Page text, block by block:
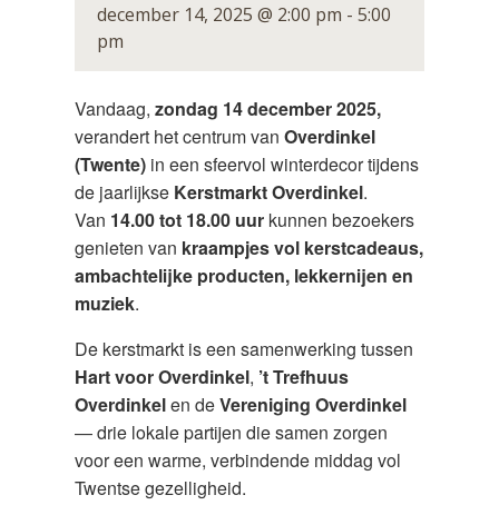
december 14, 2025 @ 2:00 pm - 5:00
pm
Vandaag, zondag 14 december 2025,
verandert het centrum van Overdinkel
(Twente) in een sfeervol winterdecor tijdens
de jaarlijkse Kerstmarkt Overdinkel.
Van 14.00 tot 18.00 uur kunnen bezoekers
genieten van kraampjes vol kerstcadeaus,
ambachtelijke producten, lekkernijen en
muziek.
De kerstmarkt is een samenwerking tussen
Hart voor Overdinkel, ’t Trefhuus
Overdinkelen deVereniging Overdinkel
— drie lokale partijen die samen zorgen
voor een warme, verbindende middag vol
Twentse gezelligheid.